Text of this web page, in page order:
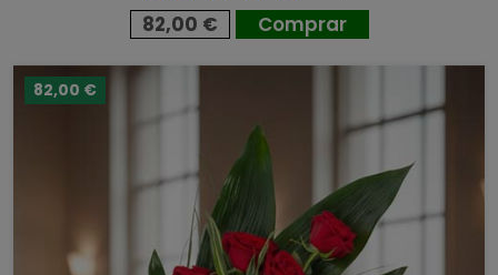
82,00 € Comprar
82,00 €